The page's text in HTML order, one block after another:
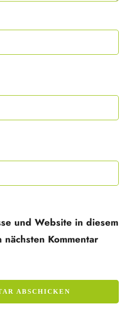
und Website in diesem
Kommentar